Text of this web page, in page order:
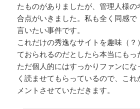
たものがありましたが、管理人様の
合点がいきました。私も全く同感で
言いたい事件です。
これだけの秀逸なサイトを趣味（？
ておられるのだとしたら本当にもっ
ただ個人的にはすっかりファンにな
く読ませてもらっているので、これ
メントさせていただきます。